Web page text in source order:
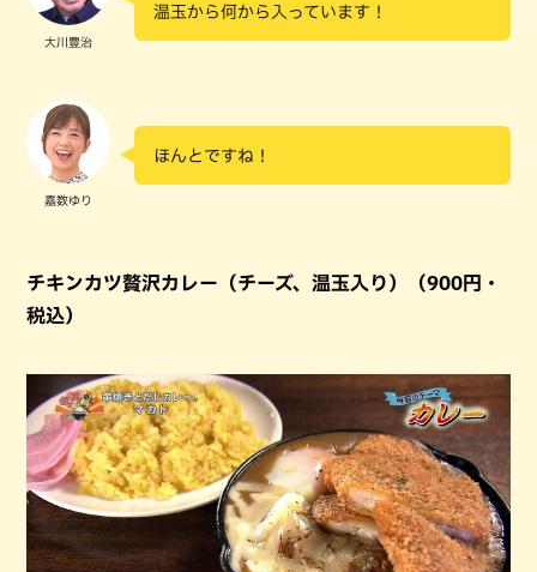
大川豊治
温玉から何から入っています！
嘉数ゆり
ほんとですね！
チキンカツ贅沢カレー（チーズ、温玉入り）（900円・
税込）